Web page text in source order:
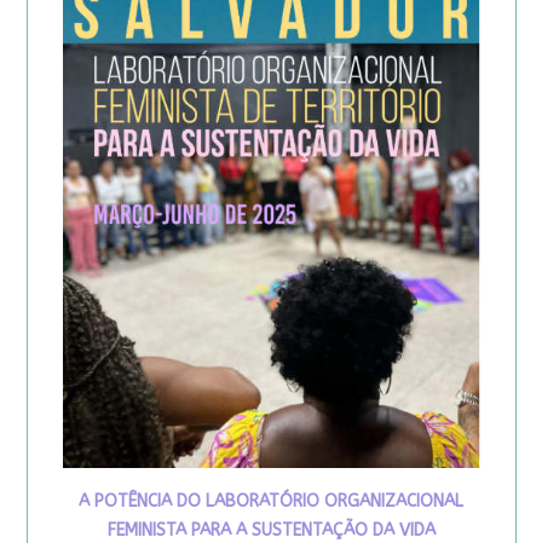
A POTÊNCIA DO LABORATÓRIO ORGANIZACIONAL
FEMINISTA PARA A SUSTENTAÇÃO DA VIDA